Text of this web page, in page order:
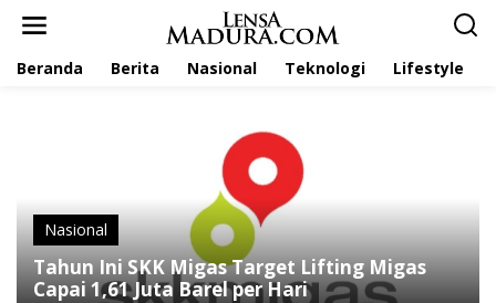
Beranda Berita Nasional Teknologi Lifestyle
Nasional
Tahun Ini SKK Migas Target Lifting Migas
Capai 1,61 Juta Barel per Hari